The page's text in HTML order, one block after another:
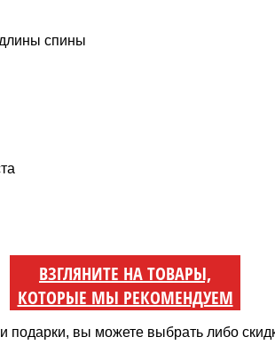
спины
ВЗГЛЯНИТЕ НА ТОВАРЫ,
КОТОРЫЕ МЫ РЕКОМЕНДУЕМ
подарки, вы можете выбрать либо